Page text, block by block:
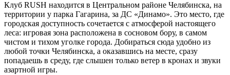
Клуб RUSH находится в Центральном районе Челябинска, на
территории у парка Гагарина, за ДС «Динамо». Это место, где
городская доступность сочетается с атмосферой настоящего
леса: игровая зона расположена в сосновом бору, в самом
чистом и тихом уголке города. Добираться сюда удобно из
любой точки Челябинска, а оказавшись на месте, сразу
попадаешь в среду, где слышен только ветер в кронах и звуки
азартной игры.